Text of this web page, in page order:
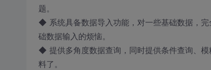
题。
◆ 系统具备数据导入功能，对一些基础数据，
础数据输入的烦恼。
◆ 提供多角度数据查询，同时提供条件查询、
料了。